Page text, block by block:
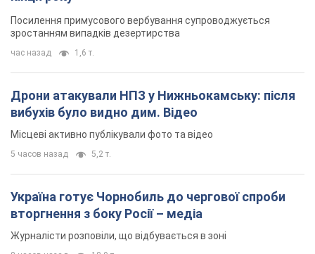
Посилення примусового вербування супроводжується
зростанням випадків дезертирства
час назад 1,6 т.
Дрони атакували НПЗ у Нижньокамську: після
вибухів було видно дим. Відео
Місцеві активно публікували фото та відео
5 часов назад 5,2 т.
Україна готує Чорнобиль до чергової спроби
вторгнення з боку Росії – медіа
Журналісти розповіли, що відбувається в зоні